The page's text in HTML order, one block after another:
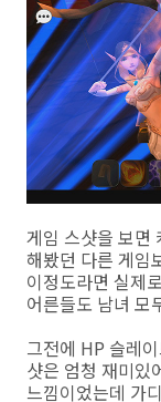
게임 스샷을 보면
해봤던 다른 게임
이정도라면 실제
어른들도 남녀 모
그전에 HP 슬레
샷은 엄청 재미있
느낌이었는데 가